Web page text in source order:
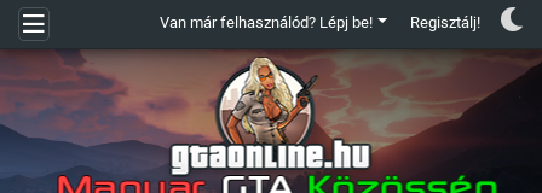
Van már felhasználód? Lépj be! Regisztálj!